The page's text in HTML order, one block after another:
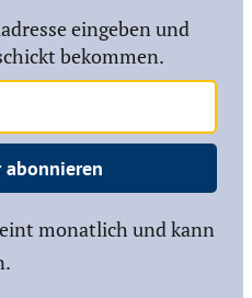
eingeben und
bekommen.
abonnieren
monatlich und kann